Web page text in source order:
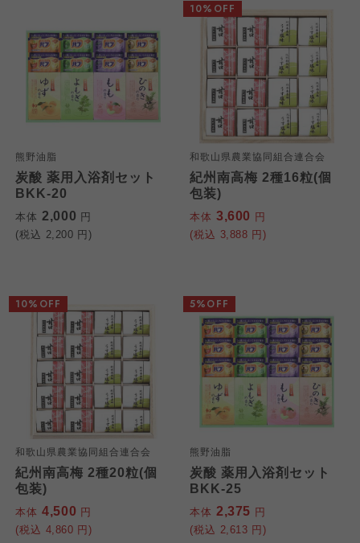
熊野油脂
炭酸 薬用入浴剤セット
BKK-20
本体 2,000 円
(税込 2,200 円)
和歌山県農業協同組合連合会
紀州南高梅 2種16粒(個
包装)
本体 3,600 円
(税込 3,888 円)
10%OFF
和歌山県農業協同組合連合会
紀州南高梅 2種20粒(個
包装)
本体 4,500 円
(税込 4,860 円)
10%OFF
熊野油脂
炭酸 薬用入浴剤セット
BKK-25
本体 2,375 円
(税込 2,613 円)
5%OFF